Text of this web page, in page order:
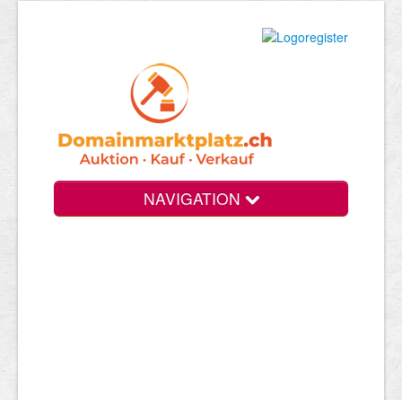
NAVIGATION